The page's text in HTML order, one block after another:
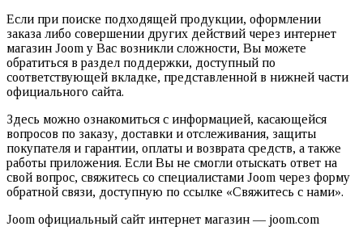
Если при поиске подходящей продукции, оформлении
заказа либо совершении других действий через интернет
магазин Joom у Вас возникли сложности, Вы можете
обратиться в раздел поддержки, доступный по
соответствующей вкладке, представленной в нижней части
официального сайта.
Здесь можно ознакомиться с информацией, касающейся
вопросов по заказу, доставки и отслеживания, защиты
покупателя и гарантии, оплаты и возврата средств, а также
работы приложения. Если Вы не смогли отыскать ответ на
свой вопрос, свяжитесь со специалистами Joom через форму
обратной связи, доступную по ссылке «Свяжитесь с нами».
Joom официальный сайт интернет магазин — joom.com